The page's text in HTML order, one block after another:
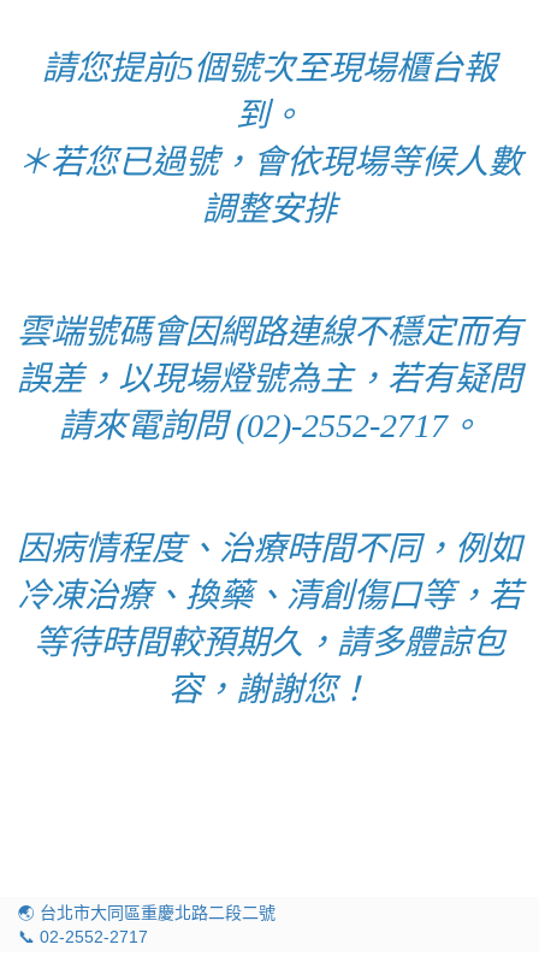
請您提前5個號次至現場櫃台報
到。
＊若您已過號，會依現場等候人數
調整安排
雲端號碼會因網路連線不穩定而有
誤差，以現場燈號為主，若有疑問
請來電詢問 (02)-2552-2717。
因病情程度、治療時間不同，例如
冷凍治療、換藥、清創傷口等，若
等待時間較預期久，請多體諒包
容，謝謝您！
🌏 台北市大同區重慶北路二段二號
📞 02-2552-2717